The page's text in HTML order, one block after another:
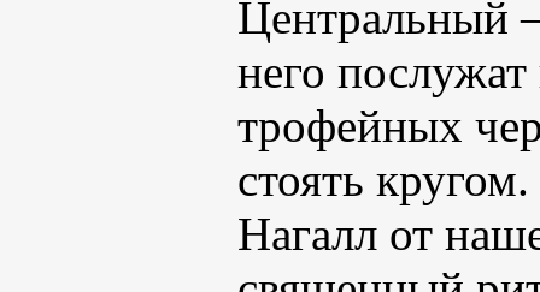
Центральный
него
трофейных
стоять
Нагалл от